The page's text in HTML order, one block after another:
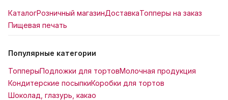
КаталогРозничный магазинДоставкаТопперы на заказ
Пищевая печать
Популярные категории
ТопперыПодложки для тортовМолочная продукция
Кондитерские посыпкиКоробки для тортов
Шоколад, глазурь, какао